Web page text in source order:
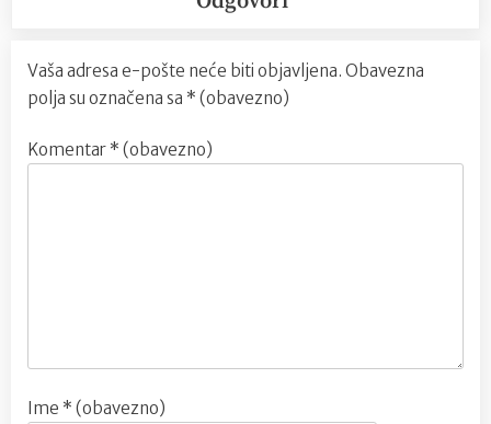
Vaša adresa e-pošte neće biti objavljena. Obavezna
polja su označena sa * (obavezno)
Komentar * (obavezno)
Ime * (obavezno)